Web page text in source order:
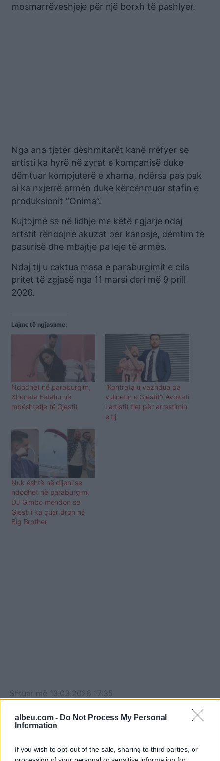
albeu.com - Do Not Process My Personal
Information
If you wish to opt-out of the sale, sharing to third parties, or
processing of your personal or sensitive information for
mosmarrëveshjeje për një borxh të pashlyer.
Nga ana tjetër dëshmitarët kanë rrëfyer se
artisti ka hyrë në zyrat e kompanisë duke
dëmtuar kompjuterë e xhama, ndërsa pas pak
ai ka nxjerrë armën duke kërcënmuar stafin e
produksionit “Onima”.
Kujtojmë se në lidhje me këtë ngjarje ndaj
artstit rëndojnë akuzat për kanosje, dëmtim të
pasurisë dhe mbajtje pa leje të armës.
Ndaj tij u caktua masa e paraburgimit e cila
pritet të zgjasë nga 11 marsi deri më 9 prill
2026.
Lajme të ngjashme:
Ndodhet në paraburgim,
Xheneta Fetahu në
mbështetje të Gjestit
“Kontrata u vazhdua pa
vullnetin e Gjestit”/ Avokati
i artistit flet për arrestimin
e tij
Nuk është në dijeni se
ndodhet në paraburgim,
DJ Gimbo mendon se
Gjesti i ka çuar dron në
Big Brother
Shtuar më 13.03.2026 17:35